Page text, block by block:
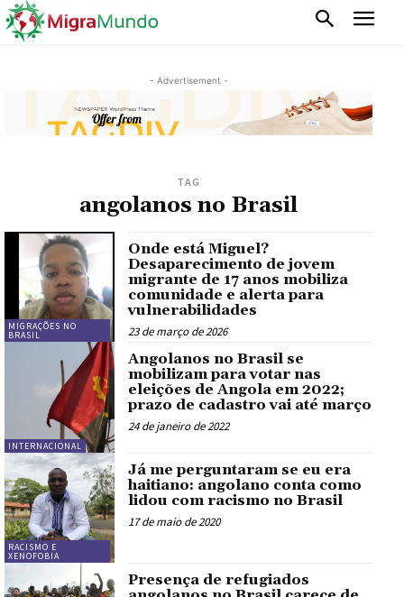
- Advertisement -
TAG
angolanos no Brasil
MIGRAÇÕES NO
BRASIL
Onde está Miguel?
Desaparecimento de jovem
migrante de 17 anos mobiliza
comunidade e alerta para
vulnerabilidades
23 de março de 2026
INTERNACIONAL
Angolanos no Brasil se
mobilizam para votar nas
eleições de Angola em 2022;
prazo de cadastro vai até março
24 de janeiro de 2022
RACISMO E
XENOFOBIA
Já me perguntaram se eu era
haitiano: angolano conta como
lidou com racismo no Brasil
17 de maio de 2020
Presença de refugiados